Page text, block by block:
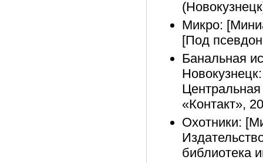
Микро:
[Под
Банальная
«Контакт»,
Охотники:
библиотека